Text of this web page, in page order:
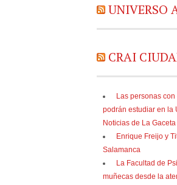
UNIVERSO
CRAI
Las personas
podrán estudiar en la
Noticias de La
Enrique Freijo y
Salamanca
La Facultad de
muñecas desde la